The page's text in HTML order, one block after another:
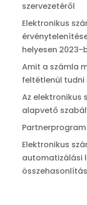
szervezetéről
Elektronikus
helyesen 2023-
Amit a számla
feltétlenül tudni
Az elektronikus
alapvető
Elektronikus
automatizálási